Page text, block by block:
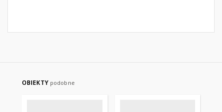
OBIEKTY podobne